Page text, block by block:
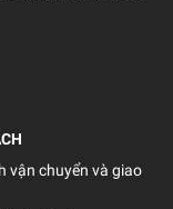
vận chuyển và giao